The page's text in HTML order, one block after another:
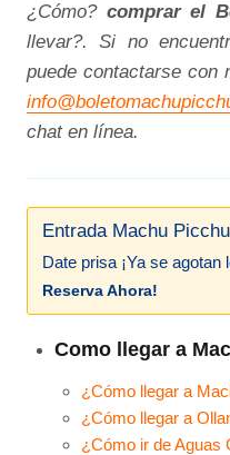
¿Cómo? comprar el
llevar?. Si no
puede contactarse con
chat en línea.
Entrada Machu
Date prisa ¡Ya se agotan
Reserva Ahora!
Como llegar a
¿Cómo llegar a
¿Cómo llegar a
¿Cómo ir de Aguas